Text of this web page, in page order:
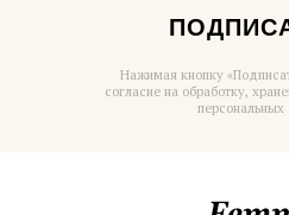
Нажимая кнопку
согласие на обработку,